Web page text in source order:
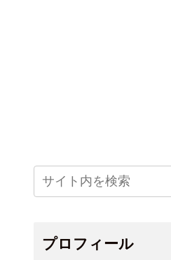
プロフィール